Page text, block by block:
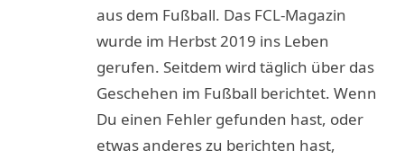
aus dem Fußball. Das FCL-Magazin
wurde im Herbst 2019 ins Leben
gerufen. Seitdem wird täglich über das
Geschehen im Fußball berichtet. Wenn
Du einen Fehler gefunden hast, oder
etwas anderes zu berichten hast,